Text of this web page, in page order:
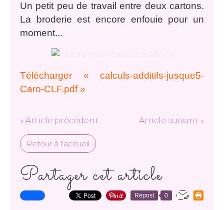
Un petit peu de travail entre deux cartons.
La broderie est encore enfouie pour un
moment...
Télécharger « calculs-additifs-jusque5-
Caro-CLF.pdf »
« Article précédent Article suivant »
Retour à l'accueil
Partager cet article
Repost 0